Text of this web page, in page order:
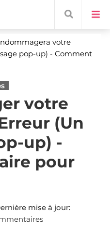
votre
pop-up) - Comment
votre
(Un
up) -
pour
mise à jour: